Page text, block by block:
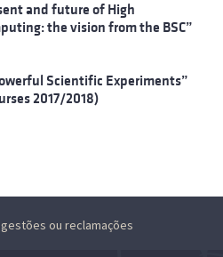
and future of High
the vision from the BSC”
Scientific Experiments”
2017/2018)
ou reclamações